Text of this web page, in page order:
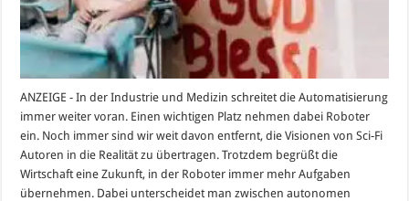
ANZEIGE - In der Industrie und Medizin schreitet die Automatisierung
immer weiter voran. Einen wichtigen Platz nehmen dabei Roboter
ein. Noch immer sind wir weit davon entfernt, die Visionen von Sci-Fi
Autoren in die Realität zu übertragen. Trotzdem begrüßt die
Wirtschaft eine Zukunft, in der Roboter immer mehr Aufgaben
übernehmen. Dabei unterscheidet man zwischen autonomen